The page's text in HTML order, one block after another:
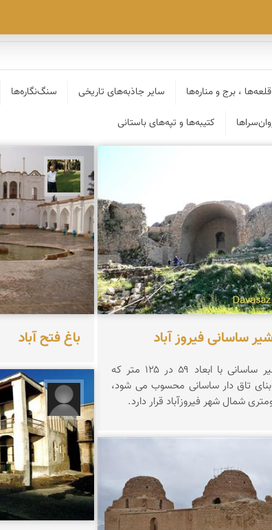
، برج و مناره‌ها سایر جاذبه‌های تاریخی سنگ‌نگاره‌ها
کتیبه‌ها و تپه‌های باستانی
ساسانی فیروز آباد
كاخ اردشیر ساسانی با ابعاد ۵۹ در ۱۲۵ متر كه
تاق دار ساسانی محسوب می شود،
شمال شهر فیروزآباد قرار دارد.
نادر چقاجردی
عبدل شعبانی
باغ فتح آباد
آرام آرمانه